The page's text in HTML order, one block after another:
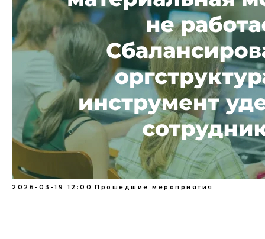
2026-03-19 12:00 Прошедшие мероприятия